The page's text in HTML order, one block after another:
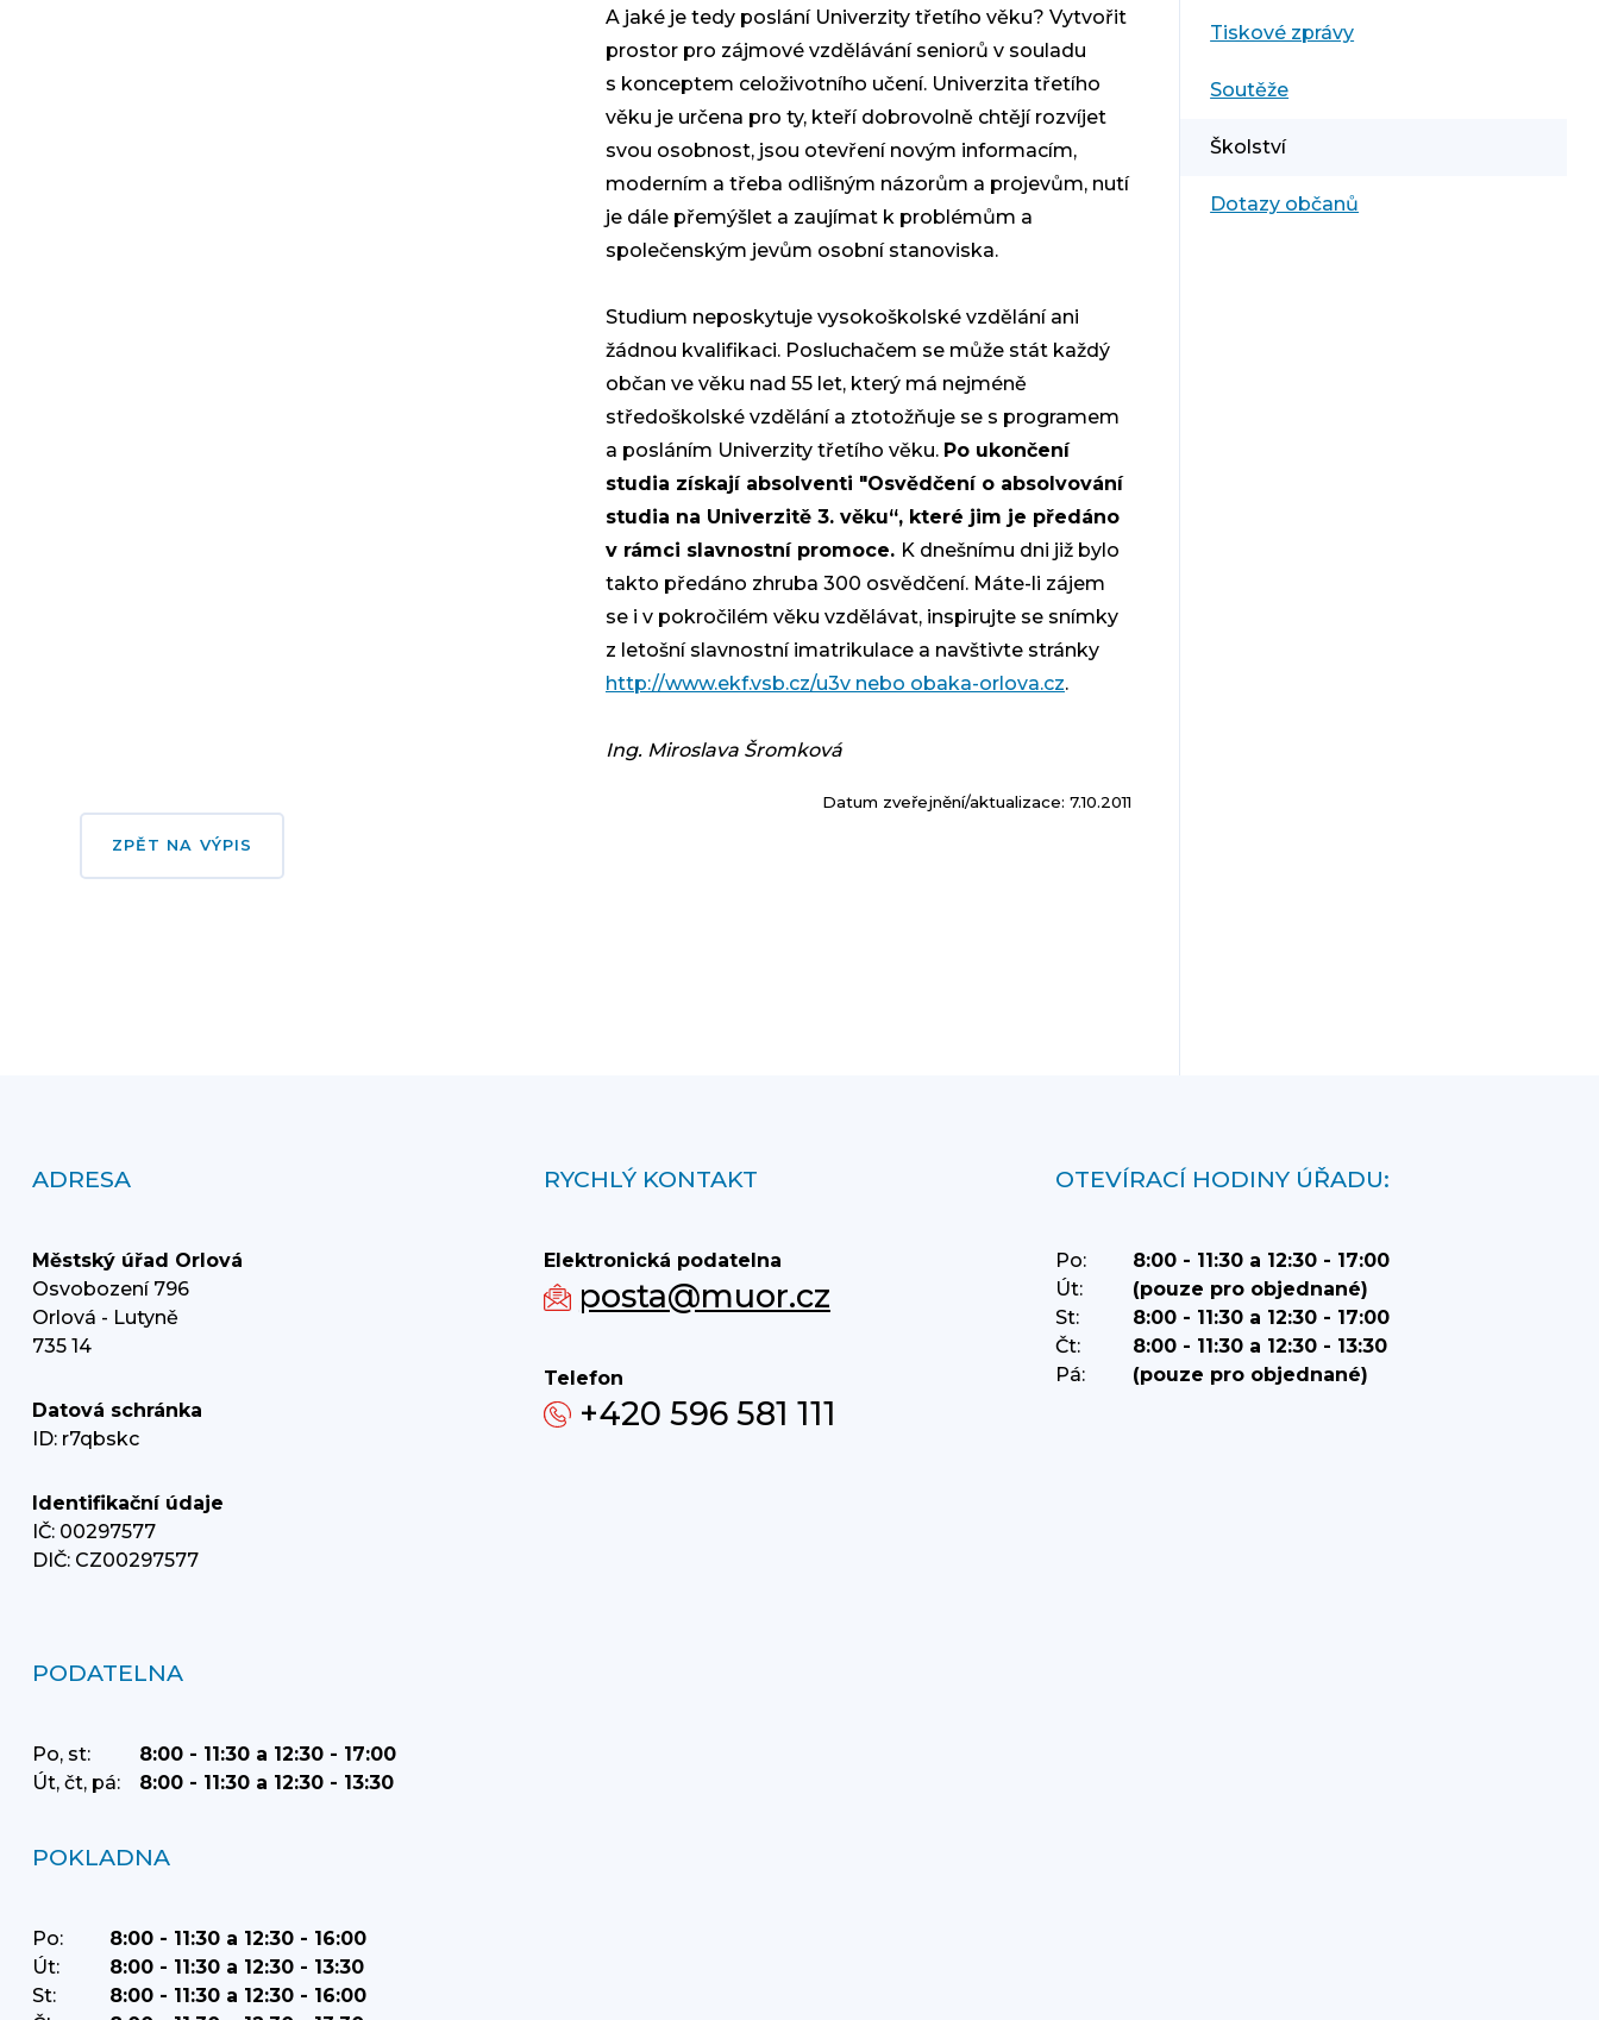
A jaké je tedy poslání Univerzity třetího věku? Vytvořit
prostor pro zájmové vzdělávání seniorů v souladu
s konceptem celoživotního učení. Univerzita třetího
věku je určena pro ty, kteří dobrovolně chtějí rozvíjet
svou osobnost, jsou otevření novým informacím,
moderním a třeba odlišným názorům a projevům, nutí
je dále přemýšlet a zaujímat k problémům a
společenským jevům osobní stanoviska.
Studium neposkytuje vysokoškolské vzdělání ani
žádnou kvalifikaci. Posluchačem se může stát každý
občan ve věku nad 55 let, který má nejméně
středoškolské vzdělání a ztotožňuje se s programem
a posláním Univerzity třetího věku. Po ukončení
studia získají absolventi "Osvědčení o absolvování
studia na Univerzitě 3. věku“, které jim je předáno
v rámci slavnostní promoce. K dnešnímu dni již bylo
takto předáno zhruba 300 osvědčení. Máte-li zájem
se i v pokročilém věku vzdělávat, inspirujte se snímky
z letošní slavnostní imatrikulace a navštivte stránky
http://www.ekf.vsb.cz/u3v nebo obaka-orlova.cz.
Ing. Miroslava Šromková
Datum zveřejnění/aktualizace: 7.10.2011
ZPĚT NA VÝPIS
Tiskové zprávy
Soutěže
Školství
Dotazy občanů
ADRESA
Městský úřad Orlová
Osvobození 796
Orlová - Lutyně
735 14
Datová schránka
ID: r7qbskc
Identifikační údaje
IČ: 00297577
DIČ: CZ00297577
RYCHLÝ KONTAKT
Elektronická podatelna
posta@muor.cz
Telefon
+420 596 581 111
OTEVÍRACÍ HODINY ÚŘADU:
Po:
8:00 - 11:30 a 12:30 - 17:00
Út:
(pouze pro objednané)
St:
8:00 - 11:30 a 12:30 - 17:00
Čt:
8:00 - 11:30 a 12:30 - 13:30
Pá:
(pouze pro objednané)
PODATELNA
Po, st:
8:00 - 11:30 a 12:30 - 17:00
Út, čt, pá:
8:00 - 11:30 a 12:30 - 13:30
POKLADNA
Po:
8:00 - 11:30 a 12:30 - 16:00
Út:
8:00 - 11:30 a 12:30 - 13:30
St:
8:00 - 11:30 a 12:30 - 16:00